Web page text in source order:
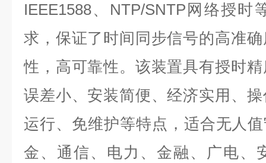
IEEE1588、NTP/SNTP网络授
求，保证了时间同步信号的高准
性，高可靠性。该装置具有授时
误差小、安装简便、经济实用、
运行、免维护等特点，适合无人
金、通信、电力、金融、广电、